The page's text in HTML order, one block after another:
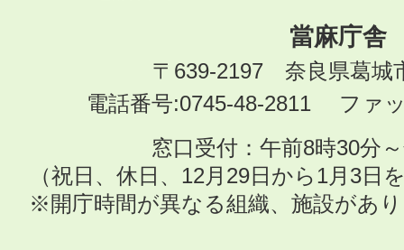
當麻庁舎
〒639-2197 奈良県葛城
電話番号:0745-48-2811 ファ
窓口受付：午前8時30分
（祝日、休日、12月29日から1月3日
※開庁時間が異なる組織、施設があ